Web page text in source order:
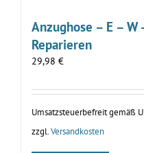
Anzughose – E –
Reparieren
29,98 €
Umsatzsteuerbefreit gemäß
zzgl. Versandkosten